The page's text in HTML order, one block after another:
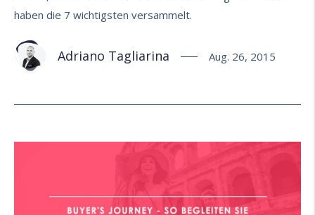
haben die 7 wichtigsten versammelt.
Adriano Tagliarina Aug. 26, 2015